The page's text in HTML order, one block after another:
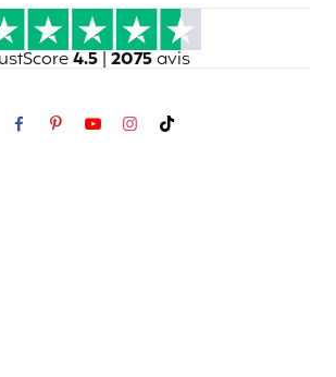
4.5 | 2075avis